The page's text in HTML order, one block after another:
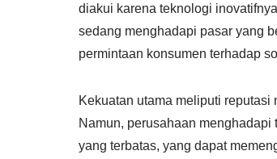
diakui karena teknologi
sedang menghadapi pasar yang
permintaan konsumen terhadap
Kekuatan utama meliputi
Namun, perusahaan
yang terbatas, yang dapat